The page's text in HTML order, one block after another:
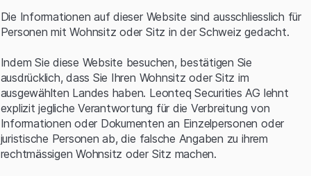
Serverfehler.
Die Informationen auf dieser Website sind ausschliesslich für
Personen mit Wohnsitz oder Sitz in der Schweiz gedacht.
Indem Sie diese Website besuchen, bestätigen Sie
ausdrücklich, dass Sie Ihren Wohnsitz oder Sitz im
ausgewählten Landes haben. Leonteq Securities AG lehnt
explizit jegliche Verantwortung für die Verbreitung von
Informationen oder Dokumenten an Einzelpersonen oder
juristische Personen ab, die falsche Angaben zu ihrem
rechtmässigen Wohnsitz oder Sitz machen.